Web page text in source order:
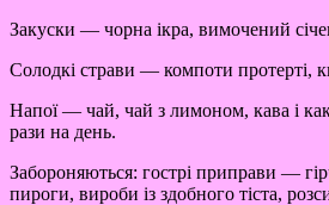
Закуски — чорна ікра, вимочений
Солодкі страви — компоти протерті,
Напої — чай, чай з лимоном, кава і
рази на день.
Забороняються: гострі приправи —
пироги, вироби із здобного тіста,